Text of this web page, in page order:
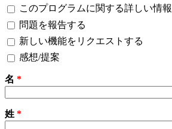
このプログラムに関する詳しい情報
問題を報告する
新しい機能をリクエストする
感想/提案
名 *
姓 *